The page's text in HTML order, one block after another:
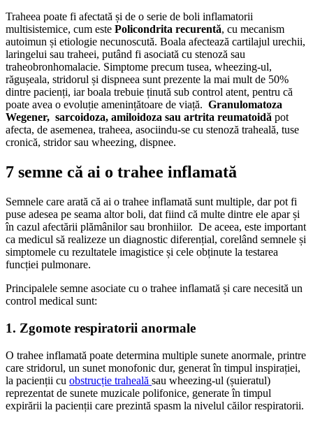
Traheea poate fi afectată și de o serie de boli inflamatorii
multisistemice, cum este Policondrita recurentă, cu mecanism
autoimun și etiologie necunoscută. Boala afectează cartilajul urechii,
laringelui sau traheei, putând fi asociată cu stenoză sau
traheobronhomalacie. Simptome precum tusea, wheezing-ul,
răgușeala, stridorul și dispneea sunt prezente la mai mult de 50%
dintre pacienți, iar boala trebuie ținută sub control atent, pentru că
poate avea o evoluție amenințătoare de viață. Granulomatoza
Wegener, sarcoidoza, amiloidoza sau artrita reumatoidă pot
afecta, de asemenea, traheea, asociindu-se cu stenoză traheală, tuse
cronică, stridor sau wheezing, dispnee.
7 semne că ai o trahee inflamată
Semnele care arată că ai o trahee inflamată sunt multiple, dar pot fi
puse adesea pe seama altor boli, dat fiind că multe dintre ele apar și
în cazul afectării plămânilor sau bronhiilor. De aceea, este important
ca medicul să realizeze un diagnostic diferențial, corelând semnele și
simptomele cu rezultatele imagistice și cele obținute la testarea
funcției pulmonare.
Principalele semne asociate cu o trahee inflamată și care necesită un
control medical sunt:
1. Zgomote respiratorii anormale
O trahee inflamată poate determina multiple sunete anormale, printre
care stridorul, un sunet monofonic dur, generat în timpul inspirației,
la pacienții cu obstrucție traheală sau wheezing-ul (șuieratul)
reprezentat de sunete muzicale polifonice, generate în timpul
expirării la pacienții care prezintă spasm la nivelul căilor respiratorii.